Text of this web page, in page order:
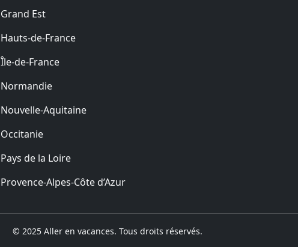
Grand Est
Hauts-de-France
Île-de-France
Normandie
Nouvelle-Aquitaine
Occitanie
Pays de la Loire
Provence-Alpes-Côte d’Azur
© 2025 Aller en vacances. Tous droits réservés.